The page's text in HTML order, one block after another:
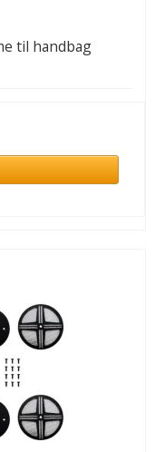
til handbag